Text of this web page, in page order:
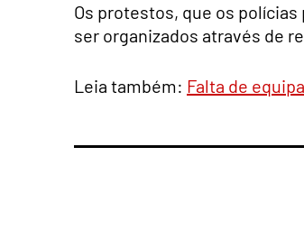
Os protestos, que os
ser organizados através de
Leia também: Falta de